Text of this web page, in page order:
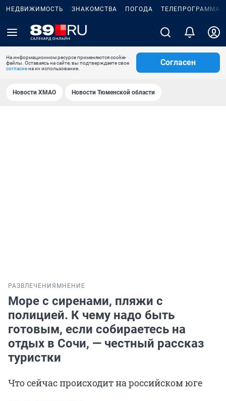
НЕДВИЖИМОСТЬ ЗНАКОМСТВА ПОГОДА ТЕЛЕПРОГРАММА
На информационном ресурсе применяются cookie-
файлы. Оставаясь на сайте, вы подтверждаете свое
согласиена их использование.
Согласен
Новости ХМАО Новости Тюменской области
РАЗВЛЕЧЕНИЯ МНЕНИЕ
Море с сиренами, пляжи с
полицией. К чему надо быть
готовым, если собираетесь на
отдых в Сочи, — честный рассказ
туристки
Что сейчас происходит на российском юге